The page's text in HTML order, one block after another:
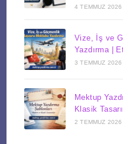
4 TEMMUZ 2026
Vize, İş ve
Yazdırma |
3 TEMMUZ 2026
Mektup
Klasik
2 TEMMUZ 2026